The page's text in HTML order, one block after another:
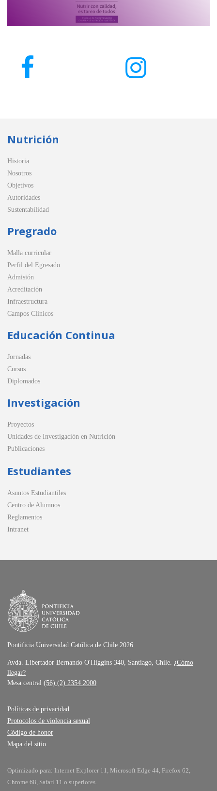
Nutrición
Historia
Nosotros
Objetivos
Autoridades
Sustentabilidad
Pregrado
Malla curricular
Perfil del Egresado
Admisión
Acreditación
Infraestructura
Campos Clínicos
Educación Continua
Jornadas
Cursos
Diplomados
Investigación
Proyectos
Unidades de Investigación en Nutrición
Publicaciones
Estudiantes
Asuntos Estudiantiles
Centro de Alumnos
Reglamentos
Intranet
Pontificia Universidad Católica de Chile 2026
Avda. Libertador Bernando O'Higgins 340, Santiago, Chile. ¿Cómo
llegar?
Mesa central (56) (2) 2354 2000
Políticas de privacidad
Protocolos de violencia sexual
Código de honor
Mapa del sitio
Optimizado para: Internet Explorer 11, Microsoft Edge 44, Firefox 62,
Chrome 68, Safari 11 o superiores.